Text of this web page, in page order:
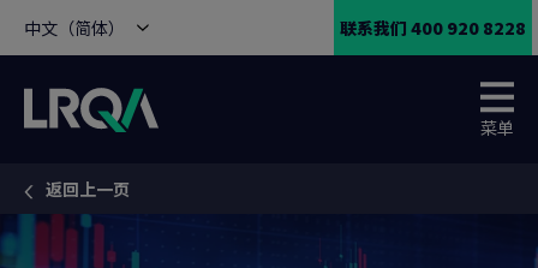
中文（简体） 联系我们 400 920 8228
菜单
You are here:
返回上一页